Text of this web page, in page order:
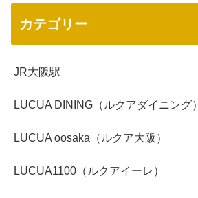
カテゴリー
JR大阪駅
LUCUA DINING（ルクアダイニング）
LUCUA oosaka（ルクア大阪）
LUCUA1100（ルクアイーレ）